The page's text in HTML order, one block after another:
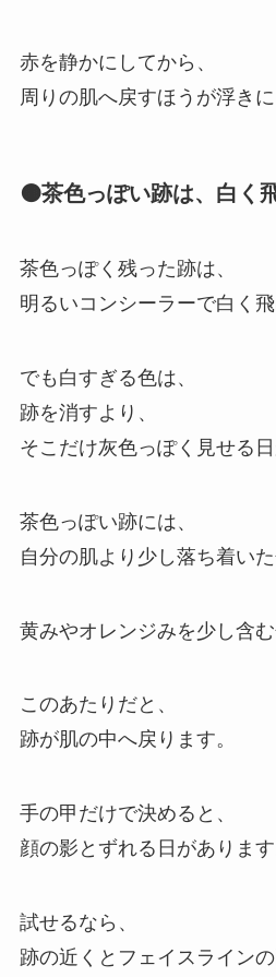
赤を静かにしてから、
周りの肌へ戻すほうが浮きに
🟤茶色っぽい跡は、白く
茶色っぽく残った跡は、
明るいコンシーラーで白く
でも白すぎる色は、
跡を消すより、
そこだけ灰色っぽく見せる日
茶色っぽい跡には、
自分の肌より少し落ち着いた
黄みやオレンジみを少し含む
このあたりだと、
跡が肌の中へ戻ります。
手の甲だけで決めると、
顔の影とずれる日があります
試せるなら、
跡の近くとフェイスラインの